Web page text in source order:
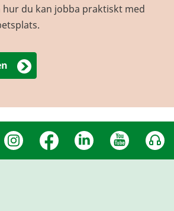
du kan jobba praktiskt med